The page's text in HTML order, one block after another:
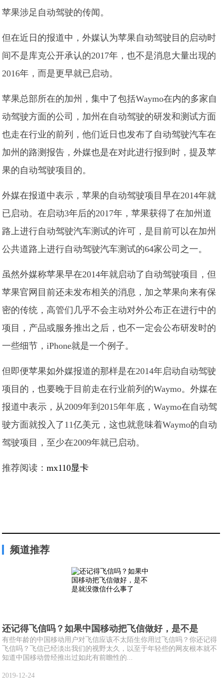
苹果涉足自动驾驶的传闻。
但在近日的报道中，外媒认为苹果自动驾驶目的启动时
间不是库克公开承认的2017年，也不是消息大量出现的
2016年，而是更早就已启动。
苹果总部所在的加州，集中了包括Waymo在内的多家自
动驾驶方面的公司，加州在自动驾驶的研发和测试方面
也走在行业的前列，他们近日也发布了自动驾驶汽车在
加州的路测报告，外媒也是在对此进行报到时，提及苹
果的自动驾驶项目的。
外媒在报道中表示，苹果的自动驾驶项目早在2014年就
已启动。在启动3年后的2017年，苹果获得了在加州道
路上进行自动驾驶汽车测试的许可，是目前可以在加州
公共道路上进行自动驾驶汽车测试的64家公司之一。
虽然外媒称苹果早在2014年就启动了自动驾驶项目，但
苹果官网目前还未发布相关的消息，加之苹果向来有保
密的传统，高管们几乎不会主动对外公布正在进行中的
项目，产品或服务推出之后，也不一定会公布研发时的
一些细节，iPhone就是一个例子。
但即便苹果如外媒报道的那样是在2014年启动自动驾驶
项目的，也要晚于目前走在行业前列的Waymo。外媒在
报道中表示，从2009年到2015年年底，Waymo在自动驾
驶方面就投入了11亿美元，这也就意味着Waymo的自动
驾驶项目，至少在2009年就已启动。
推荐阅读：mx110显卡
频道推荐
还记得飞信吗？如果中国移动把飞信做好，是不是
有些年龄的中国移动用户对飞信应该不太陌生你用过飞信吗？你还记得
飞信吗？飞信已经淡出我们的视野太久，以至于年轻些的网友根本就不
知道中国移动曾经推出过如此有前瞻性的...
2019-12-24